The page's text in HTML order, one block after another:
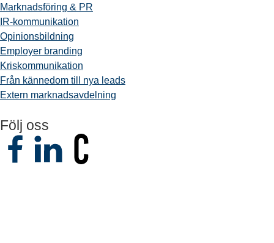
Marknadsföring & PR
IR-kommunikation
Opinionsbildning
Employer branding
Kriskommunikation
Från kännedom till nya leads
Extern marknadsavdelning
Följ oss